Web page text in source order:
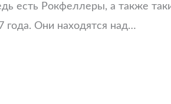
есть Рокфеллеры, а также
года. Они находятся над…